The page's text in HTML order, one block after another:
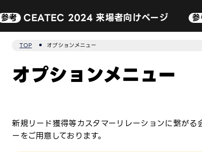
参考 CEATEC 2024 来場者向けページ
TOP オプションメニュー
オプションメニュー
新規リード獲得等カスタマーリレーションに繋が
ーをご用意しております。